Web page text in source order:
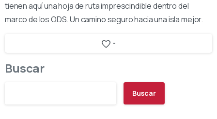
tienen aquí una hoja de ruta imprescindible dentro del
marco de los ODS. Un camino seguro hacia una isla mejor.
-
Buscar
Buscar